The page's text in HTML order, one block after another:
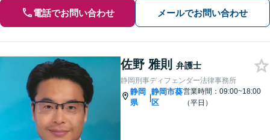
電話でお問い合わせ メールでお問い合わせ
佐野 雅則 弁護士
静岡刑事ディフェンダー法律事務所
静岡
県
|
静岡市葵
区
営業時間：09:00~18:00
（平日）